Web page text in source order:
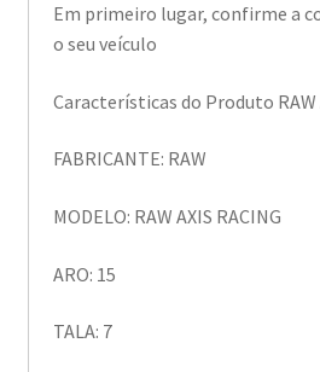
Em primeiro lugar, confirme a
o seu veículo
Características do Produto RAW
FABRICANTE: RAW
MODELO: RAW AXIS RACING
ARO: 15
TALA: 7